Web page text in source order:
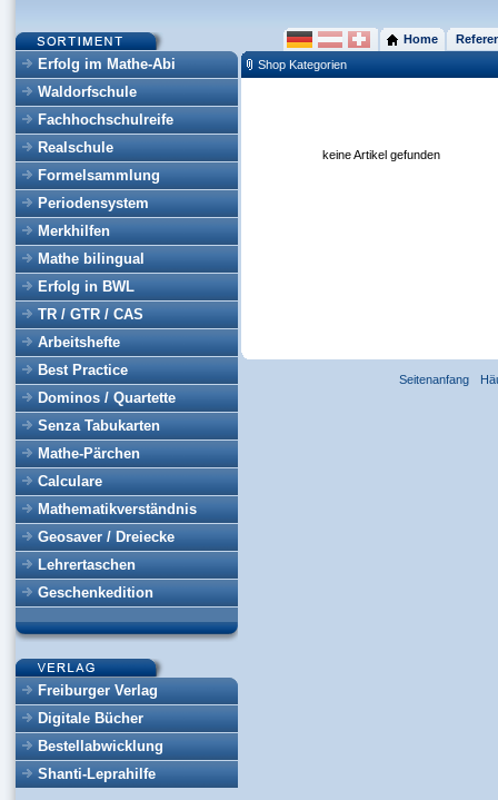
Erfolg im Mathe-Abi
Waldorfschule
Fachhochschulreife
Realschule
Formelsammlung
Periodensystem
Merkhilfen
Mathe bilingual
Erfolg in BWL
TR / GTR / CAS
Arbeitshefte
Best Practice
Dominos / Quartette
Senza Tabukarten
Mathe-Pärchen
Calculare
Mathematikverständnis
Geosaver / Dreiecke
Lehrertaschen
Geschenkedition
Freiburger Verlag
Digitale Bücher
Bestellabwicklung
Shanti-Leprahilfe
Home
Shop Kategorien
keine Artikel gefunden
Seitenanfang